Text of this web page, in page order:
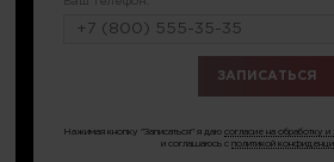
Нажимая кнопку "Записаться" я даюсогласие на обработку
и соглашаюсь сполитикой